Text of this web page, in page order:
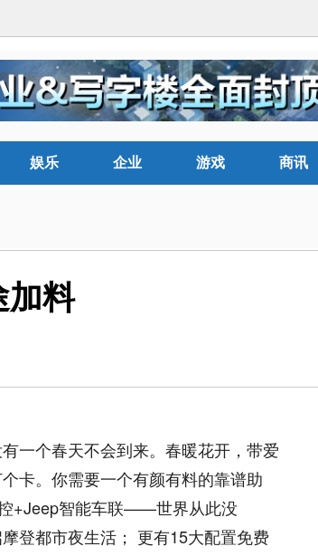
娱乐 企业 游戏 商讯
加料
一个春天不会到来。春暖花开，带爱
卡。你需要一个有颜有料的靠谱助
+Jeep智能车联——世界从此没
登都市夜生活； 更有15大配置免费